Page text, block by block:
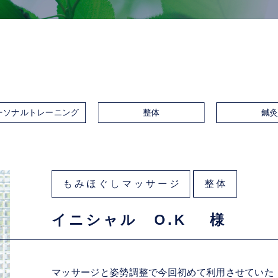
ソナルトレーニング 整体 鍼灸
もみほぐしマッサージ 整体
イニシャル O.K 様
マッサージと姿勢調整で今回初めて利用させていた